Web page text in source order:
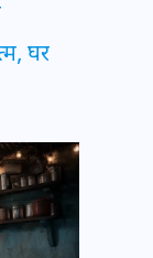
घर